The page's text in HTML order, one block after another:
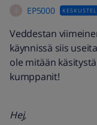
EP5000
Veddestan
käynnissä siis
ole mitään
kumppanit!
Hej,